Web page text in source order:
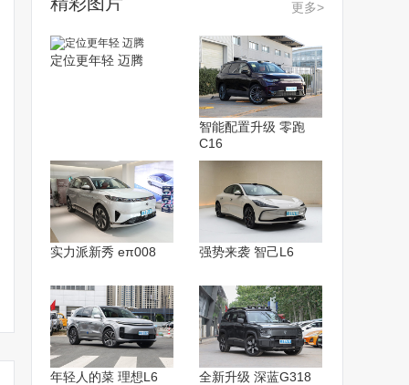
更多>
定位更年轻 迈腾
智能配置升级 零跑
C16
实力派新秀 eπ008 强势来袭 智己L6
年轻人的菜 理想L6 全新升级 深蓝G318